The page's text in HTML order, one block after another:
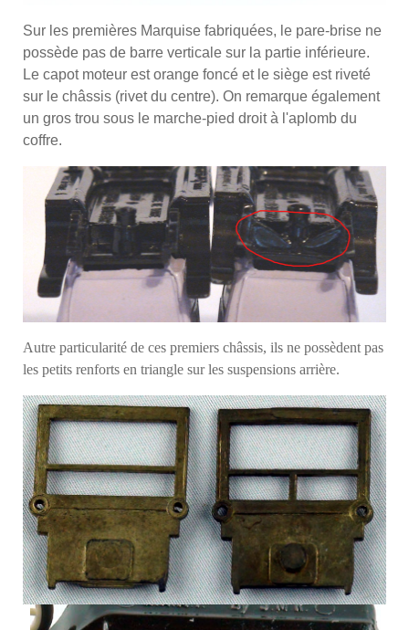
Sur les premières Marquise fabriquées, le pare-brise ne
possède pas de barre verticale sur la partie inférieure.
Le capot moteur est orange foncé et le siège est riveté
sur le châssis (rivet du centre). On remarque également
un gros trou sous le marche-pied droit à l'aplomb du
coffre.
Autre particularité de ces premiers châssis, ils ne possèdent pas
les petits renforts en triangle sur les suspensions arrière.